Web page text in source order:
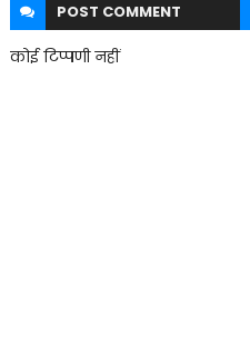
POST COMMENT
कोई टिप्पणी नहीं